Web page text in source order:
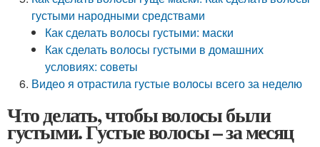
густыми народными средствами
Как сделать волосы густыми: маски
Как сделать волосы густыми в домашних
условиях: советы
Видео я отрастила густые волосы всего за неделю
Что делать, чтобы волосы были
густыми. Густые волосы – за месяц